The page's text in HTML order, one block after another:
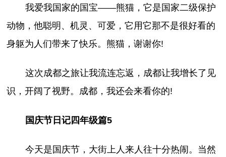
我爱我国家的国宝——熊猫，它是国家二级保护
动物，他聪明、机灵、可爱，它用它那不是很好看的
身躯为人们带来了快乐。熊猫，谢谢你!
这次成都之旅让我流连忘返，成都让我增长了见
识，开阔了视野。成都，我还会来看你的!
国庆节日记四年级篇5
今天是国庆节，大街上人来人往十分热闹。当然